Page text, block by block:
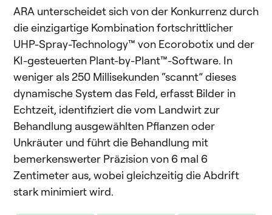
ARA unterscheidet sich von der Konkurrenz durch
die einzigartige Kombination fortschrittlicher
UHP-Spray-Technology™ von Ecorobotix und der
KI-gesteuerten Plant-by-Plant™-Software. In
weniger als 250 Millisekunden “scannt” dieses
dynamische System das Feld, erfasst Bilder in
Echtzeit, identifiziert die vom Landwirt zur
Behandlung ausgewählten Pflanzen oder
Unkräuter und führt die Behandlung mit
bemerkenswerter Präzision von 6 mal 6
Zentimeter aus, wobei gleichzeitig die Abdrift
stark minimiert wird.